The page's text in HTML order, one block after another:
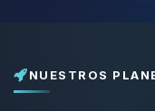
NUESTROS